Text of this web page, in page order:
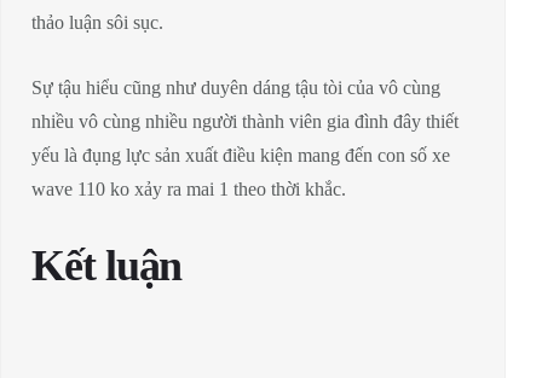
thảo luận sôi sục.
Sự tậu hiểu cũng như duyên dáng tậu tòi của vô cùng
nhiều vô cùng nhiều người thành viên gia đình đây thiết
yếu là đụng lực sản xuất điều kiện mang đến con số xe
wave 110 ko xảy ra mai 1 theo thời khắc.
Kết luận